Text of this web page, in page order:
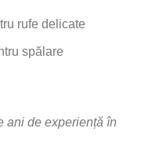
rufe delicate
spălare
ani de experiență în